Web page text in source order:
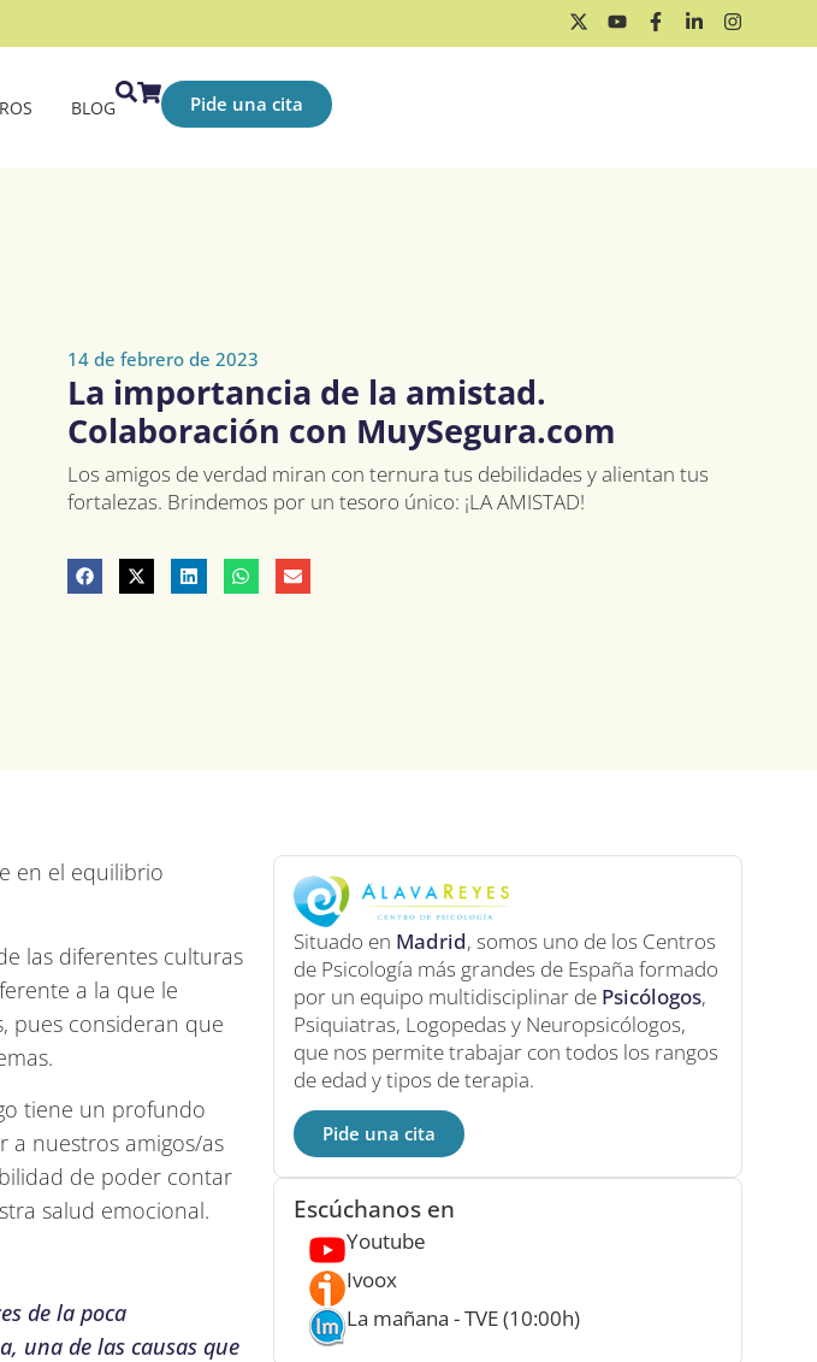
BLOG Pide una cita
14 de febrero de 2023
La importancia de la amistad.
Colaboración con MuySegura.com
Los amigos de verdad miran con ternura tus debilidades y alientan tus
fortalezas. Brindemos por un tesoro único: ¡LA AMISTAD!
en el equilibrio
las diferentes culturas
a la que le
pues consideran que
tiene un profundo
a nuestros amigos/as
de poder contar
salud emocional.
de la poca
una de las causas que
Situado en Madrid, somos uno de los Centros
de Psicología más grandes de España formado
por un equipo multidisciplinar de Psicólogos,
Psiquiatras, Logopedas y Neuropsicólogos,
que nos permite trabajar con todos los rangos
de edad y tipos de terapia.
Pide una cita
Escúchanos en
Youtube
Ivoox
La mañana - TVE (10:00h)